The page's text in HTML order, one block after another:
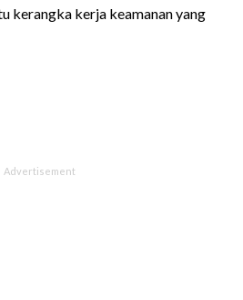
kerangka kerja keamanan yang